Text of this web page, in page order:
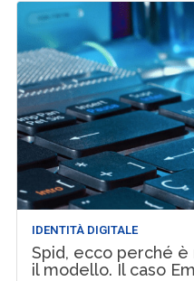
IDENTITÀ DIGITALE
Spid, ecco perché
il modello. Il caso